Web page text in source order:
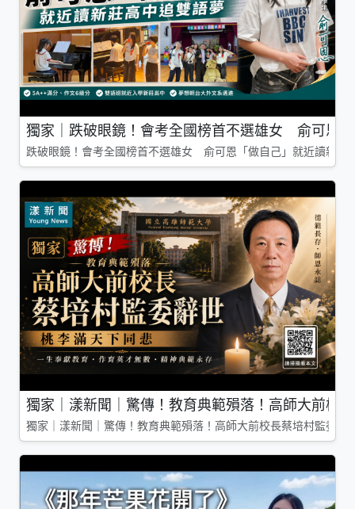
獨家｜跌破眼鏡！會考全國榜首不選雄女 俞可恩
跌破眼鏡！會考全國榜首不選雄女 俞可恩「做自己」就近讀新莊
獨家｜漾新聞｜驚傳！教育典範殞落！高師大前校
獨家｜漾新聞｜驚傳！教育典範殞落！高師大前校長蔡培村監委